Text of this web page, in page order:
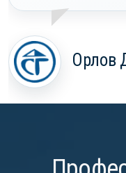
Орлов